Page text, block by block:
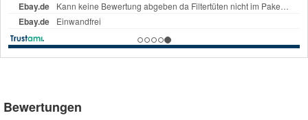
Bewertungen